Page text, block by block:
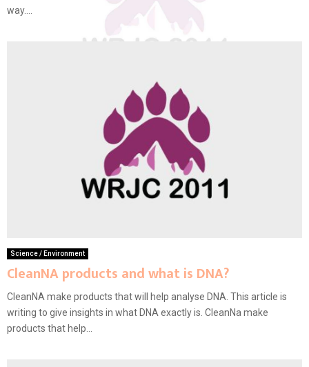
way....
Science / Environment
CleanNA products and what is DNA?
CleanNA make products that will help analyse DNA. This article is
writing to give insights in what DNA exactly is. CleanNa make
products that help...